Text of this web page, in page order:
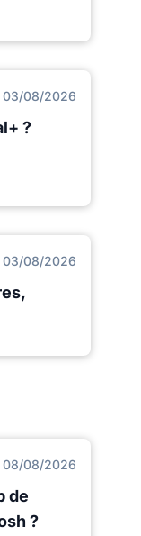
03/08/2026
?
03/08/2026
08/08/2026
de
?